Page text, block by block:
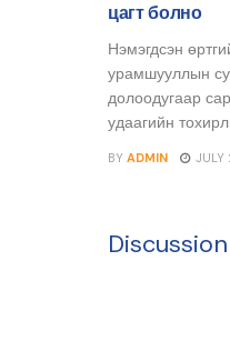
цагт болно
Нэмэгдсэн
урамшууллын
долоодугаар
удаагийн
BY ADMIN JULY